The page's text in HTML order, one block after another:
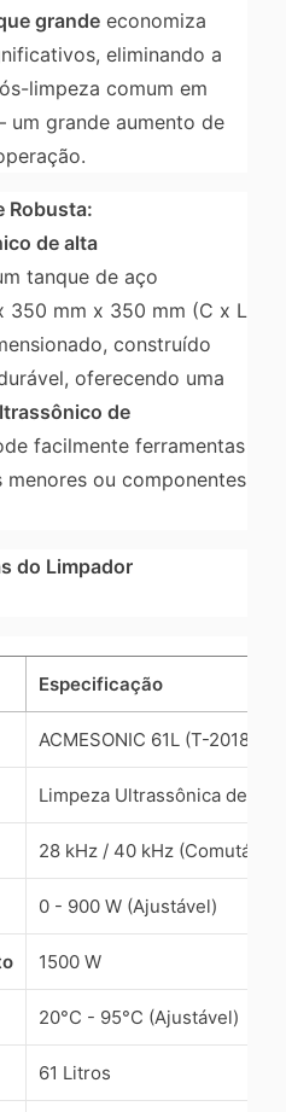
grande economiza
eliminando a
limpeza comum em
um grande aumento de
Robusta:
de alta
tanque de aço
350 mm x 350 mm (C x L
construído
oferecendo uma
de
facilmente ferramentas
ou componentes
do Limpador
Especificação
ACMESONIC 61L (T-2018D)
Limpeza Ultrassônica de
28 kHz / 40 kHz (Comutável)
0 - 900 W (Ajustável)
1500 W
20°C - 95°C (Ajustável)
61 Litros